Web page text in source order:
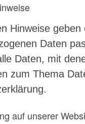
Hinweise
Daten
Daten, mit
zum Thema
auf unserer